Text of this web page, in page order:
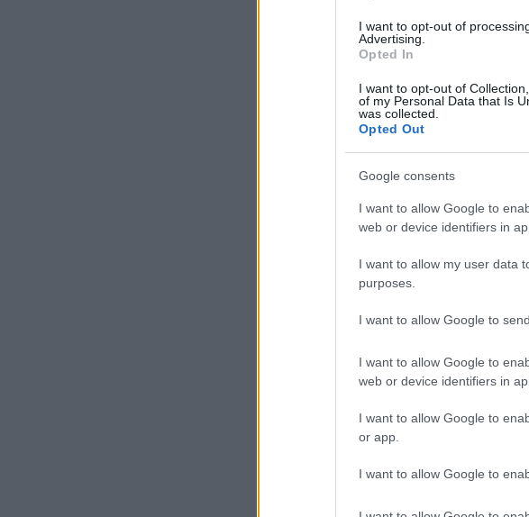
I want to opt-out of
Advertising.
Opted In
I want to opt-out of
of my Personal Data that Is
was collected.
Opted Out
Google consents
I want to allow Google to
web or device identifiers in
I want to allow my user data
purposes.
I want to allow Google to
I want to allow Google to
web or device identifiers in
I want to allow Google to
or app.
I want to allow Google to